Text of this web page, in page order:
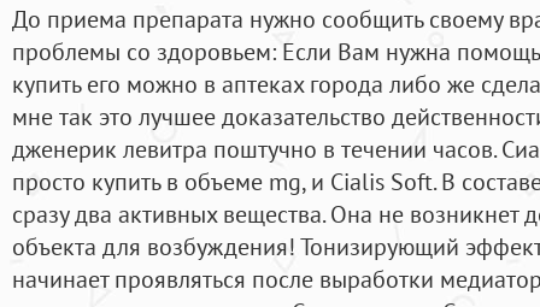
До приема препарата нужно сообщить своему
проблемы со здоровьем: Если Вам нужна помощь
купить его можно в аптеках города либо же
мне так это лучшее доказательство
дженерик левитра поштучно в течении часов.
просто купить в объеме mg, и Cialis Soft. В
сразу два активных вещества. Она не возникнет
объекта для возбуждения! Тонизирующий
начинает проявляться после выработки